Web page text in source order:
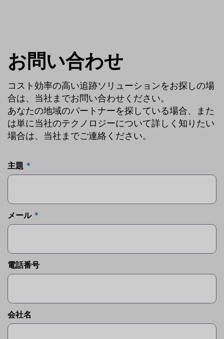
お問い合わせ
コスト効率の高い追跡ソリューションをお探しの場
合は、当社までお問い合わせください。
あなたの地域のパートナーを探している場合、また
は単に当社のテクノロジーについて詳しく知りたい
場合は、当社までご連絡ください。
主題
メール
電話番号
会社名